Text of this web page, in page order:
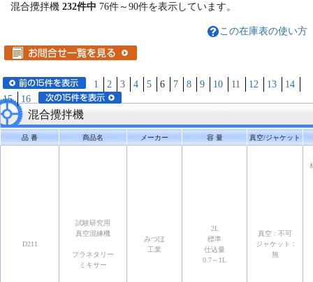
混合攪拌機 232件中 76件～90件を表示しています。
この在庫表の使い方
1 2 3 4 5 6 7 8 9 10 11 12 13
14
15
16
混合攪拌機
品 番 商品名 メーカー 容 量 真空/ジャケット
D211
試験研究用
真空混練機
プラネタリー
ミキサー
みづほ
工業
2L
標準
仕込量
0.7～1L
真空 : 不可
ジャケット :
無